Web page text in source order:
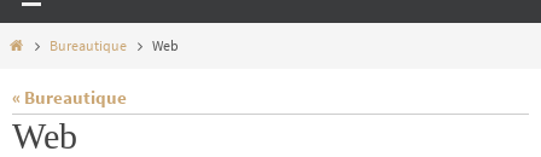
HomeBureautique Web
« Bureautique
Web